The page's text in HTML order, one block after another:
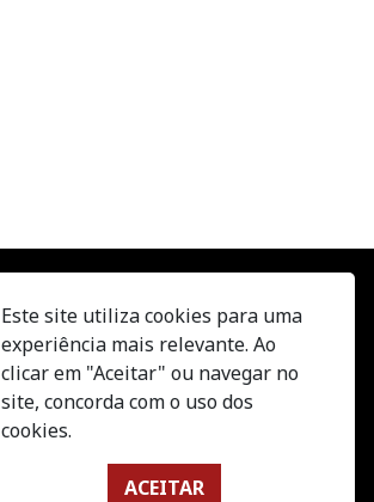
Este site utiliza cookies para uma
experiência mais relevante. Ao
clicar em "Aceitar" ou navegar no
site, concorda com o uso dos
cookies.
ACEITAR
Acompanhe-nos